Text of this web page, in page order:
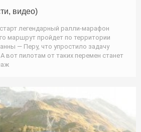
видео)
легендарный ралли-марафон
маршрут пройдет по территории
— Перу, что упростило задачу
вот пилотам от таких перемен станет